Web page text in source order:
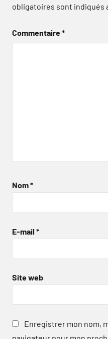
obligatoires sont indiqués
Commentaire*
Nom*
E-mail *
Site web
Enregistrer mon nom,